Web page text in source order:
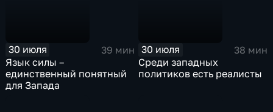
30 июля
39 мин
Язык силы –
единственный понятный
для Запада
30 июля
38 мин
Среди западных
политиков есть реалисты